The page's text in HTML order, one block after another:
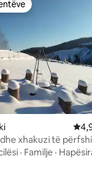
dhe xhakuzi të
· Familje ·